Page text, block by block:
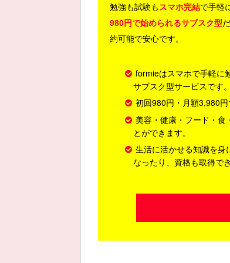
勉強も試験も スマホ完結で手軽
980円で始められるサブスク型
約可能で安心です。
formieはスマホで手軽に
サブスク型サービスです。
初回980円・月額3,980円
美容・健康・フード・食
とができます。
生活に活かせる知識を身
なったり、資格も取得で